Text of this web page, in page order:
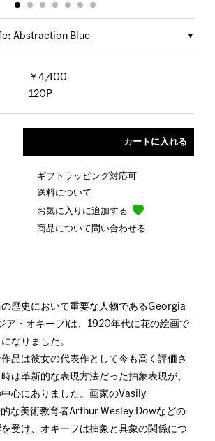
Abstraction Blue
￥4,400
120P
ギフトラッピング対応可
送料について
お気に入りに追加する
商品について問い合わせる
歴史において重要な人物であるGeorgia
ア・オキーフ)は、1920年代に花の絵画で
なりました。
品は彼女の代表作として今も高く評価さ
は革新的な表現方法だった抽象表現が、
心にありました。画家のVasily
な美術教育者Arthur Wesley Dowなどの
受け、オキーフは抽象と具象の関係につ